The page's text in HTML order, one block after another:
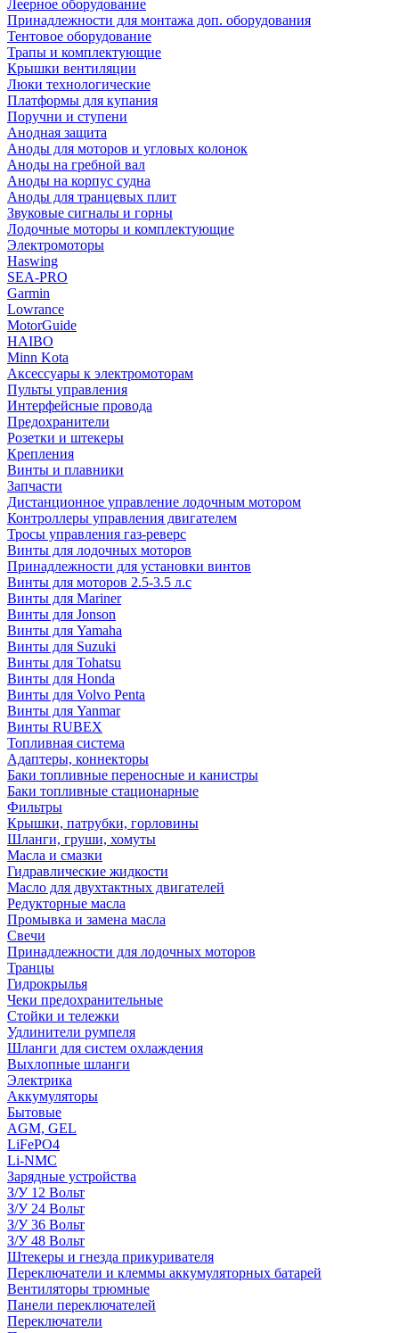
Леерное оборудование
Принадлежности для монтажа доп. оборудования
Тентовое оборудование
Трапы и комплектующие
Крышки вентиляции
Люки технологические
Платформы для купания
Поручни и ступени
Анодная защита
Аноды для моторов и угловых колонок
Аноды на гребной вал
Аноды на корпус судна
Аноды для транцевых плит
Звуковые сигналы и горны
Лодочные моторы и комплектующие
Электромоторы
Haswing
SEA-PRO
Garmin
Lowrance
MotorGuide
HAIBO
Minn Kota
Аксессуары к электромоторам
Пульты управления
Интерфейсные провода
Предохранители
Розетки и штекеры
Крепления
Винты и плавники
Запчасти
Дистанционное управление лодочным мотором
Контроллеры управления двигателем
Тросы управления газ-реверс
Винты для лодочных моторов
Принадлежности для установки винтов
Винты для моторов 2.5-3.5 л.с
Винты для Mariner
Винты для Jonson
Винты для Yamaha
Винты для Suzuki
Винты для Tohatsu
Винты для Honda
Винты для Volvo Penta
Винты для Yanmar
Винты RUBEX
Топливная система
Адаптеры, коннекторы
Баки топливные переносные и канистры
Баки топливные стационарные
Фильтры
Крышки, патрубки, горловины
Шланги, груши, хомуты
Масла и смазки
Гидравлические жидкости
Масло для двухтактных двигателей
Редукторные масла
Промывка и замена масла
Свечи
Принадлежности для лодочных моторов
Транцы
Гидрокрылья
Чеки предохранительные
Стойки и тележки
Удлинители румпеля
Шланги для систем охлаждения
Выхлопные шланги
Электрика
Аккумуляторы
Бытовые
AGM, GEL
LiFePO4
Li-NMC
Зарядные устройства
З/У 12 Вольт
З/У 24 Вольт
З/У 36 Вольт
З/У 48 Вольт
Штекеры и гнезда прикуривателя
Переключатели и клеммы аккумуляторных батарей
Вентиляторы трюмные
Панели переключателей
Переключатели